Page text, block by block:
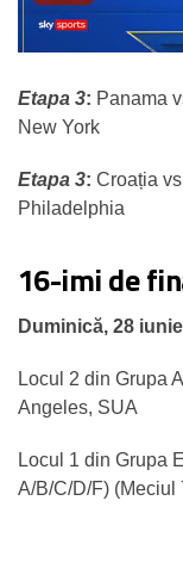
Etapa 3: Panama
New York
Etapa 3: Croația
Philadelphia
16-imi de
Duminică, 28 iunie
Locul 2 din Grupa
Angeles, SUA
Locul 1 din Grupa
A/B/C/D/F) (Meciul